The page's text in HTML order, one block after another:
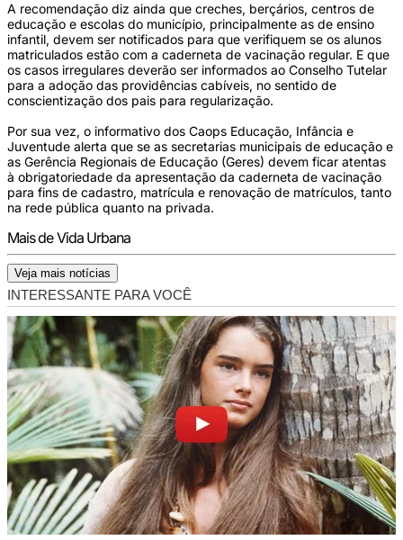
A recomendação diz ainda que creches, berçários, centros de
educação e escolas do município, principalmente as de ensino
infantil, devem ser notificados para que verifiquem se os alunos
matriculados estão com a caderneta de vacinação regular. E que
os casos irregulares deverão ser informados ao Conselho Tutelar
para a adoção das providências cabíveis, no sentido de
conscientização dos pais para regularização.
Por sua vez, o informativo dos Caops Educação, Infância e
Juventude alerta que se as secretarias municipais de educação e
as Gerência Regionais de Educação (Geres) devem ficar atentas
à obrigatoriedade da apresentação da caderneta de vacinação
para fins de cadastro, matrícula e renovação de matrículos, tanto
na rede pública quanto na privada.
Mais de Vida Urbana
Veja mais notícias